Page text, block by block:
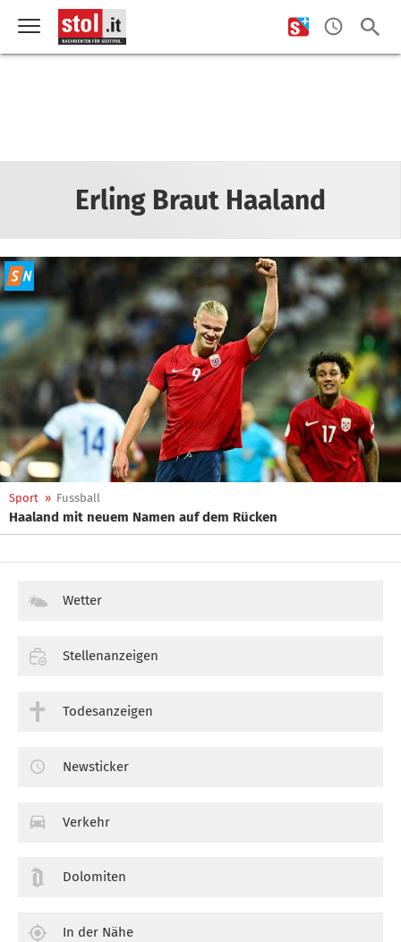
Erling Braut Haaland
Sport » Fussball
Haaland mit neuem Namen auf dem Rücken
Wetter
Stellenanzeigen
Todesanzeigen
Newsticker
Verkehr
Dolomiten
In der Nähe